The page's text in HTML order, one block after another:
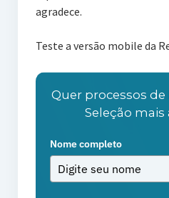
agradece.
Teste a versão mobile da
Quer processos
Seleção mais
Nome completo